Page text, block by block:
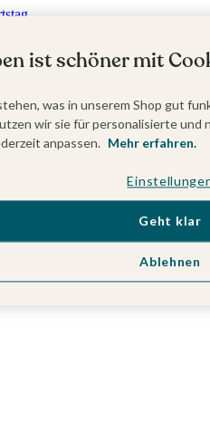
ist schöner mit
was in unserem Shop gut
wir sie für personalisierte
anpassen. Mehr erfahren.
Ablehnen
Geht klar